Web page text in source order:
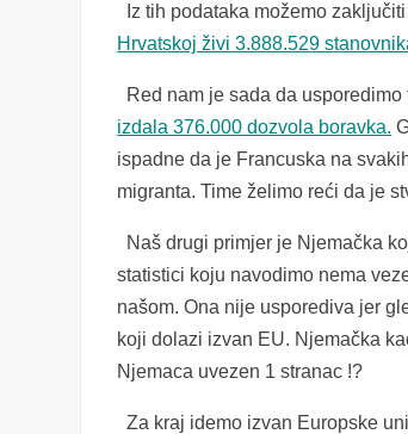
Iz tih podataka možemo
Hrvatskoj živi 3.888.529
Red nam je sada da
izdala 376.000 dozvola boravka.
ispadne da je Francuska na
migranta. Time želimo reći da je
Naš drugi primjer je Njemačka
statistici koju navodimo nema
našom. Ona nije usporediva jer
koji dolazi izvan EU. Njemačka
Njemaca uvezen 1 stranac !?
Za kraj idemo izvan Europske